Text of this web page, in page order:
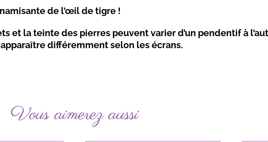
de l’œil de tigre !
et la teinte des pierres peuvent varier d’un pendentif à
différemment selon les écrans.
Vous aimerez aussi